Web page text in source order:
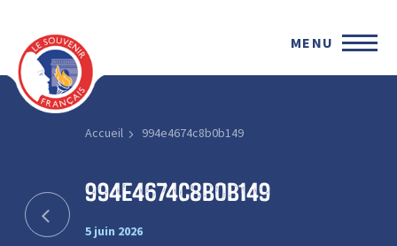
MENU
Accueil 994e4674c8b0b149
994e4674c8b0b149
5 juin 2026